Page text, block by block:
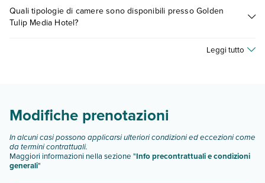
vari fattori (per es. date, condizioni dell'hotel, ecc). Per
consultare i prezzi, compila il motore di ricerca e scegli
Quali tipologie di camere sono disponibili presso Golden
Tulip Media Hotel?
Scopri tutti i dettagli nel paragrafo dedicato "
Leggi tutto
Modifiche prenotazioni
In alcuni casi possono applicarsi ulteriori condizioni ed eccezioni come
da termini contrattuali.
Maggiori informazioni nella sezione "Info precontrattuali e condizioni
generali"